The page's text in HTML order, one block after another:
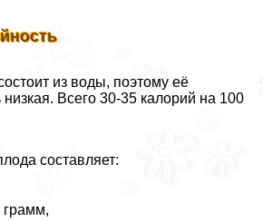
из воды, поэтому её
низкая. Всего 30-35 калорий на 100
составляет:
грамм,